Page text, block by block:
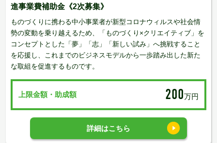
進事業費補助金《2次募集》
ものづくりに携わる中小事業者が新型コロナウィルスや社会情
勢の変動を乗り越えるため、「ものづくり×クリエイティブ」を
コンセプトとした「夢」「志」「新しい試み」へ挑戦すること
を応援し、これまでのビジネスモデルから一歩踏み出した新た
な取組を促進するものです。
上限金額・助成額 200万円
詳細はこちら